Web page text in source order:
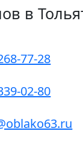
в
77-28
02-80